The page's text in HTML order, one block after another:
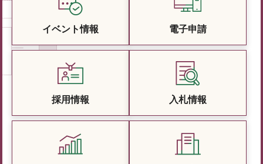
イベント情報 電子申請
採用情報 入札情報